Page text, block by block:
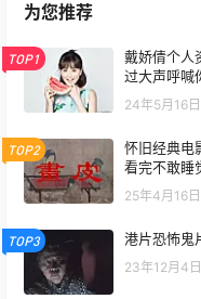
为您推荐
TOP1
戴娇倩个人
过大声呼喊
24年5月16日
TOP2
怀旧经典电
看完不敢睡
25年4月16日
TOP3 港片恐怖鬼
23年12月4日